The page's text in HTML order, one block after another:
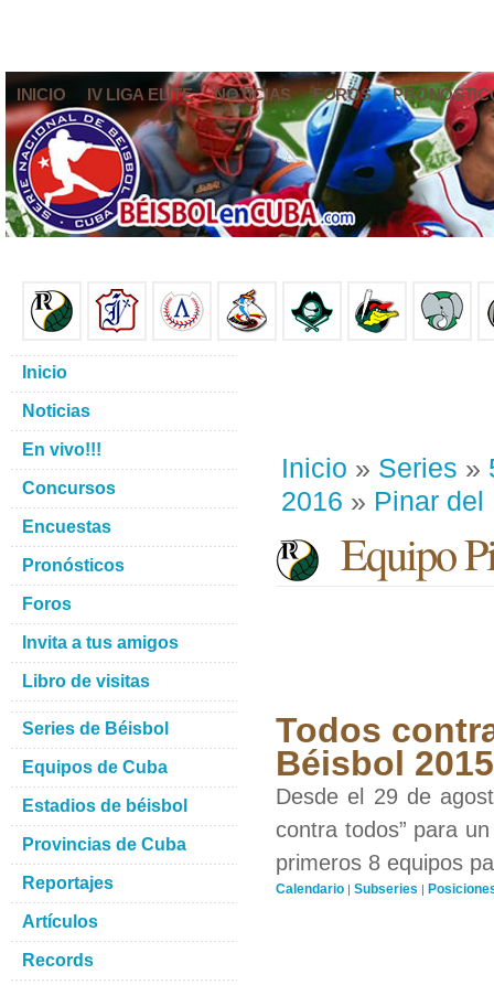
INICIO IV LIGA ELITE NOTICIAS FOROS
Inicio » Series »
2016 » Pinar del
Equipo
Todos
Béisbol
Desde el 29 de
contra todos” para
primeros 8 equipos
Calendario | Subseries |
Inicio
Noticias
En vivo!!!
Concursos
Encuestas
Pronósticos
Foros
Invita a tus amigos
Libro de visitas
Series de Béisbol
Equipos de Cuba
Estadios de béisbol
Provincias de Cuba
Reportajes
Artículos
Records